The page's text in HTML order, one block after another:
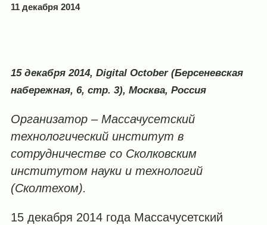
11 декабря 2014
15 декабря 2014, Digital October (Берсеневская
набережная, 6, стр. 3), Москва, Россия
Организатор – Массачусетский
технологический институт в
сотрудничестве со Сколковским
институтом науки и технологий
(Сколтехом).
15 декабря 2014 года Массачусетский